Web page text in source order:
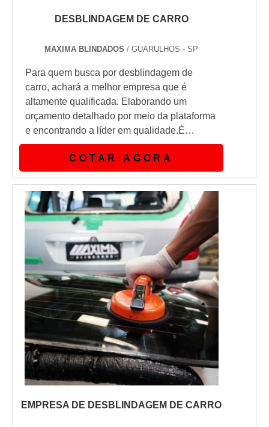
DESBLINDAGEM DE CARRO
MAXIMA BLINDADOS/ GUARULHOS - SP
Para quem busca por desblindagem de
carro, achará a melhor empresa que é
altamente qualificada. Elaborando um
orçamento detalhado por meio da plataforma
e encontrando a líder em qualidade.É
importante lembrar que o serviço deve
sempre ser prestado por empresas
especializadas no segmento. Esse tipo de
cuidado ajuda a garantir a qualidade e
assertividade do serviço, além de evitar
prejuízos com imprevistos e execuções mal
elaboradas. Assi...
COTAR AGORA
EMPRESA DE DESBLINDAGEM DE CARRO